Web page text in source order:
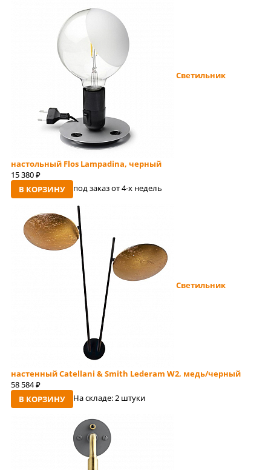
Светильник
настольный Flos Lampadina, черный
15 380 руб
В КОРЗИНУ под заказ от 4-x недель
Светильник
настенный Catellani & Smith Lederam W2, медь/черный
58 584 руб
В КОРЗИНУ На складе:2 штуки